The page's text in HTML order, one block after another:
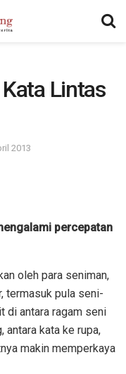
Lintas
2013
percepatan
oleh para seniman,
termasuk pula seni-
di antara ragam seni
kata ke rupa,
makin memperkaya